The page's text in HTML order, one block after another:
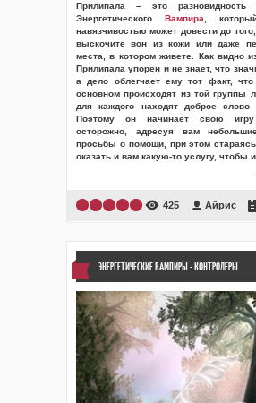
Прилипала – это разновидность
Энергетического Вампира,
навязчивостью может довести до
выскочите вон из кожи или даже
места, в котором живете. Как видно
Прилипала упорен и не знает, что
а дело облегчает ему тот факт,
основном происходят из той группы
для каждого находят доброе слово
Поэтому он начинает свою
осторожно, адресуя вам
просьбы о помощи, при этом
оказать и вам какую-то услугу, чтобы
425 Айрис
ЭНЕРГЕТИЧЕСКИЕ ВАМПИРЫ - КОНТРОЛЕРЫ